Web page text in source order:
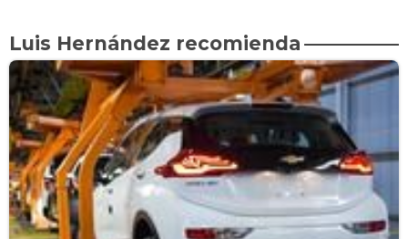
Luis Hernández recomienda